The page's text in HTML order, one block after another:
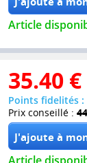
Article
35.40 €
Points fidelités :
Prix conseillé :